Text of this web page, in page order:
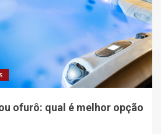
ofurô: qual é melhor opção